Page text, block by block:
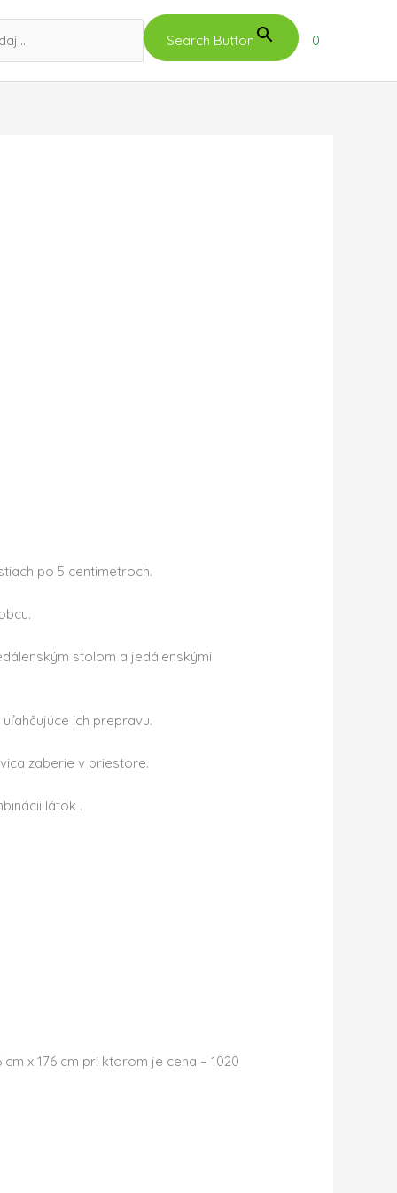
Search Button 0
po 5 centimetroch.
stolom a jedálenskými
ich prepravu.
zaberie v priestore.
látok .
x 176 cm pri ktorom je cena – 1020